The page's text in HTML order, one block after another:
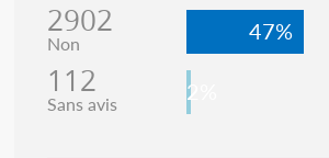
2902
Non 47%
112
Sans avis 2%